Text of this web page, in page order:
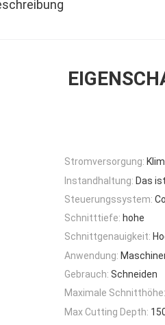
Stromversorgung:
Instandhaltung: Das
Steuerungssystem:
Schnitttiefe: hohe
Schnittgenauigkeit:
Anwendung:
Gebrauch: Schneiden
Maximale Schnitthöhe:
Max Cutting Depth: